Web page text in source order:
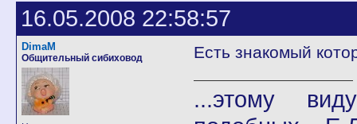
16.05.2008 22:58:57
DimaM
Общительный сибиховод Есть знакомый
...этому